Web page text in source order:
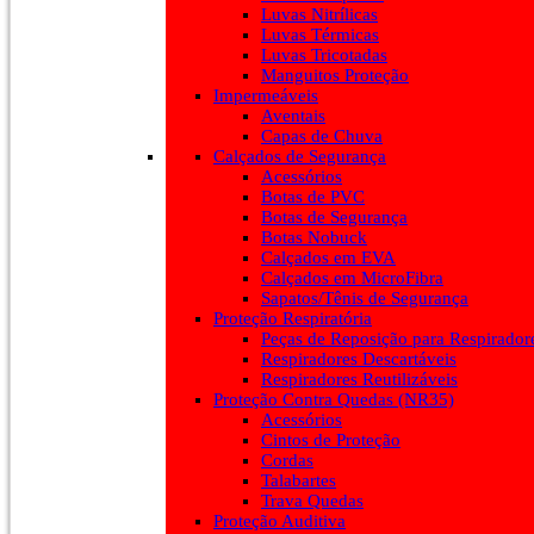
Luvas Nitrílicas
Luvas Térmicas
Luvas Tricotadas
Manguitos Proteção
Impermeáveis
Aventais
Capas de Chuva
Calçados de Segurança
Acessórios
Botas de PVC
Botas de Segurança
Botas Nobuck
Calçados em EVA
Calçados em MicroFibra
Sapatos/Tênis de Segurança
Proteção Respiratória
Peças de Reposição para
Respiradores Descartáveis
Respiradores Reutilizáveis
Proteção Contra Quedas (NR35)
Acessórios
Cintos de Proteção
Cordas
Talabartes
Trava Quedas
Proteção Auditiva